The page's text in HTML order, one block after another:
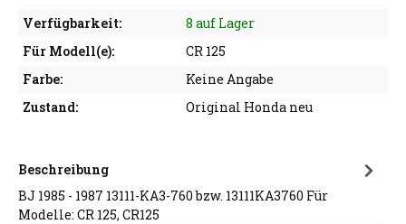
Verfügbarkeit:
8 auf Lager
Für Modell(e):
CR 125
Farbe:
Keine Angabe
Zustand:
Original Honda neu
Beschreibung
BJ 1985 - 1987 13111-KA3-760 bzw. 13111KA3760 Für
Modelle: CR 125, CR125